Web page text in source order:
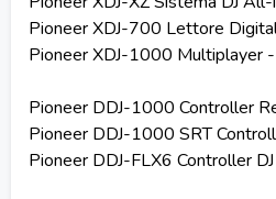
Pioneer XDJ-700 Lettore
Pioneer XDJ-1000 Multiplayer
Pioneer DDJ-1000 Controller
Pioneer DDJ-1000 SRT
Pioneer DDJ-FLX6 Controller